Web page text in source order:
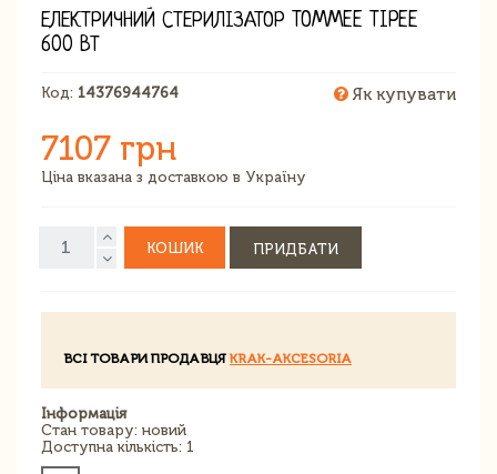
ЕЛЕКТРИЧНИЙ СТЕРИЛІЗАТОР TOMMEE TIPEE
600 ВТ
Код: 14376944764 Як купувати
7107 грн
Ціна вказана з доставкою в Україну
КОШИК ПРИДБАТИ
ВСІ ТОВАРИ ПРОДАВЦЯ KRAK-AKCESORIA
Інформація
Стан товару: новий
Доступна кількість: 1